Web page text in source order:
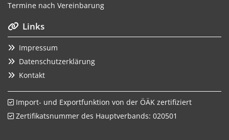
Termine nach Vereinbarung
 Links
 Impressum
 Datenschutzerklärung
 Kontakt
 Import- und Exportfunktion von der ÖÄK zertifiziert
 Zertifikatsnummer des Hauptverbands: 020501